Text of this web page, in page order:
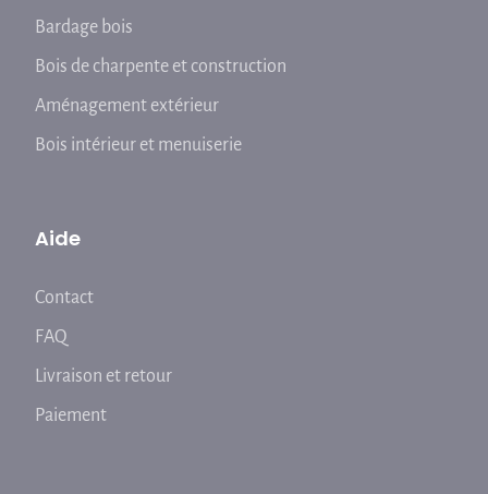
Bardage bois
Bois de charpente et construction
Aménagement extérieur
Bois intérieur et menuiserie
Aide
Contact
FAQ
Livraison et retour
Paiement